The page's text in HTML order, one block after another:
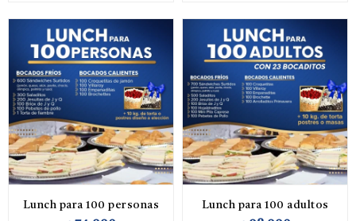
Lunch para 100 personas Lunch para 100 adultos